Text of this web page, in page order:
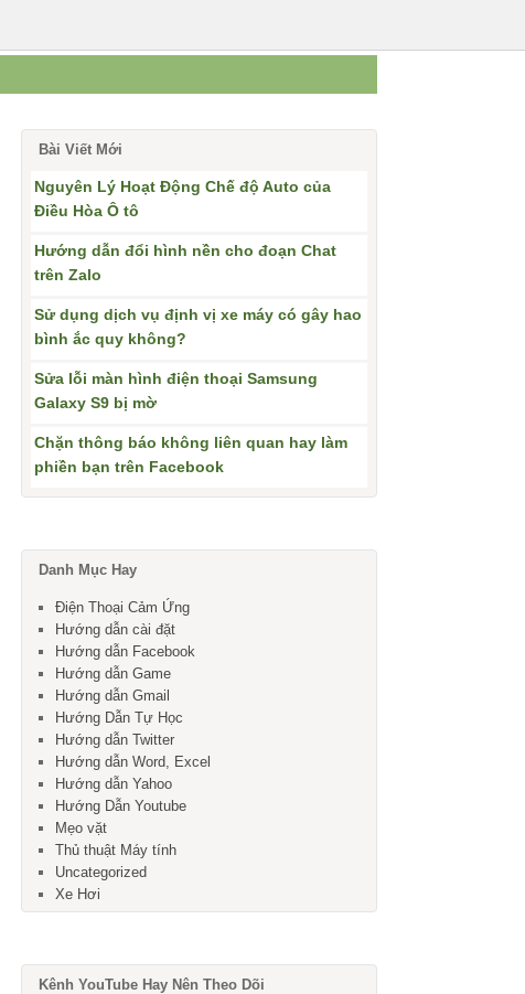
Bài Viết Mới
Nguyên Lý Hoạt Động Chế độ Auto của
Điều Hòa Ô tô
Hướng dẫn đổi hình nền cho đoạn Chat
trên Zalo
Sử dụng dịch vụ định vị xe máy có gây hao
bình ắc quy không?
Sửa lỗi màn hình điện thoại Samsung
Galaxy S9 bị mờ
Chặn thông báo không liên quan hay làm
phiền bạn trên Facebook
Danh Mục Hay
Điện Thoại Cảm Ứng
Hướng dẫn cài đặt
Hướng dẫn Facebook
Hướng dẫn Game
Hướng dẫn Gmail
Hướng Dẫn Tự Học
Hướng dẫn Twitter
Hướng dẫn Word, Excel
Hướng dẫn Yahoo
Hướng Dẫn Youtube
Mẹo vặt
Thủ thuật Máy tính
Uncategorized
Xe Hơi
Kênh YouTube Hay Nên Theo Dõi